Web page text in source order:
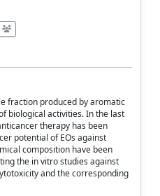
fraction produced by aromatic
biological activities. In the last
therapy has been
potential of EOs against
composition have been
the in vitro studies against
and the corresponding